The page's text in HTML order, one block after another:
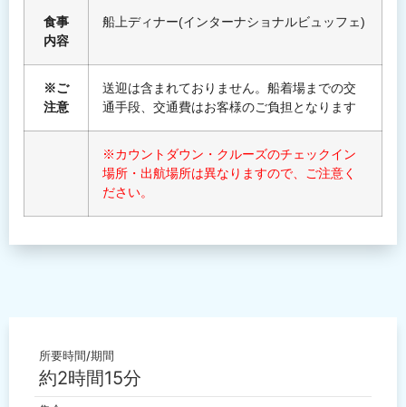
食事
内容
船上ディナー(インターナショナルビュッフェ)
※ご
注意
送迎は含まれておりません。船着場までの交
通手段、交通費はお客様のご負担となります
※カウントダウン・クルーズのチェックイン
場所・出航場所は異なりますので、ご注意く
ださい。
所要時間/期間
約2時間15分